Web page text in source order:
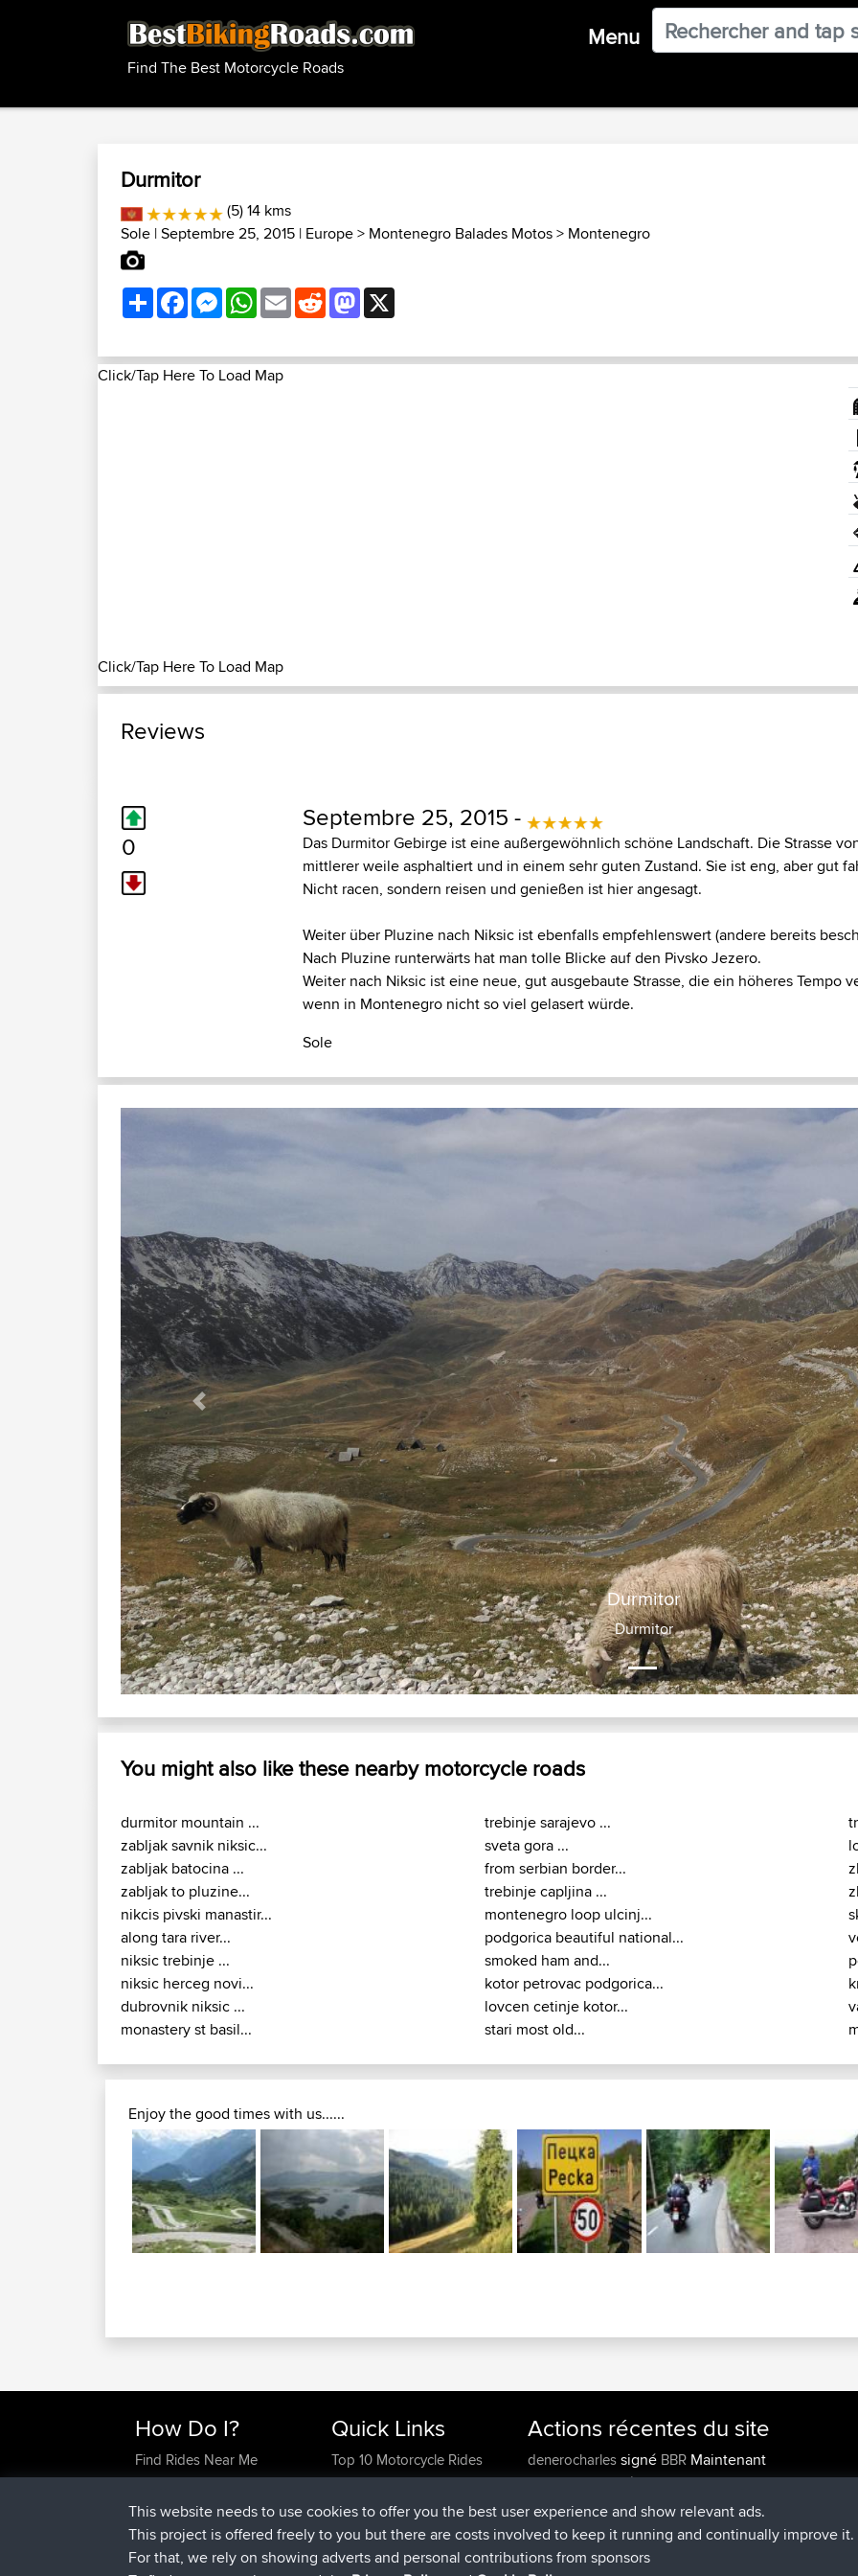
Find The Best Motorcycle Roads
Menu
Durmitor
(5) 14 kms
Sole | Septembre 25, 2015 | Europe> Montenegro Balades Motos> Montenegro
ShareFacebookMessenger
WhatsApp
EmailRedditMastodon
Click/Tap Here To Load Map
Click/Tap Here To Load Map
Reviews
0
Septembre 25, 2015 -
Das Durmitor Gebirge ist eine außergewöhnlich schöne Landschaft. Die Strasse
mittlerer weile asphaltiert und in einem sehr guten Zustand. Sie ist eng, aber gut
Nicht racen, sondern reisen und genießen ist hier angesagt.
Weiter über Pluzine nach Niksic ist ebenfalls empfehlenswert (andere bereits
Nach Pluzine runterwärts hat man tolle Blicke auf den Pivsko Jezero.
Weiter nach Niksic ist eine neue, gut ausgebaute Strasse, die ein höheres Tempo
wenn in Montenegro nicht so viel gelasert würde.
Sole
Durmitor
Durmitor
Previous
You might also like these nearby motorcycle roads
durmitor mountain ...
zabljak savnik niksic...
zabljak batocina ...
zabljak to pluzine...
nikcis pivski manastir...
along tara river...
niksic trebinje ...
niksic herceg novi...
dubrovnik niksic ...
monastery st basil...
trebinje sarajevo ...
sveta gora ...
from serbian border...
trebinje capljina ...
montenegro loop ulcinj...
podgorica beautiful national...
smoked ham and...
kotor petrovac podgorica...
lovcen cetinje kotor...
stari most old...
Enjoy the good times with us......
How Do I?
Find Rides Near Me
Use Trip Builder?
Work With GPX Files?
Forgot Your Password?
Become A Sponsor
Quick Links
Top 10 Motorcycle Rides
Travel Forum
Trip Builder
Who We Are
Contact Us
Actions récentes du site
denerocharlessigné BBRMaintenant
TheMagussignéBBR4 min auparavant
popovazarisignéBBR10 min auparavant
DeadOutsidesignéBBR1 hr, 38 min auparavant
RocinantesignéBBR
This website needs to use cookies to offer you the best user experience and show relevant ads.
This project is offered freely to you but there are costs involved to keep it running and continually improve it.
For that, we rely on showing adverts and personal contributions from sponsors